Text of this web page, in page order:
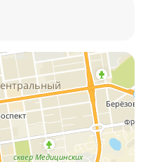
славянской
как к
явлению,
и мировоззрение
зрителю
и её роль в
России.